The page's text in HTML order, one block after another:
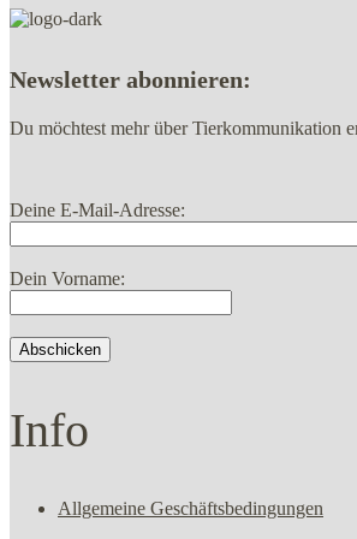
Newsletter abonnieren:
Du möchtest mehr über Tierkommunikation
Deine E-Mail-Adresse:
Dein Vorname:
Info
Allgemeine Geschäftsbedingungen